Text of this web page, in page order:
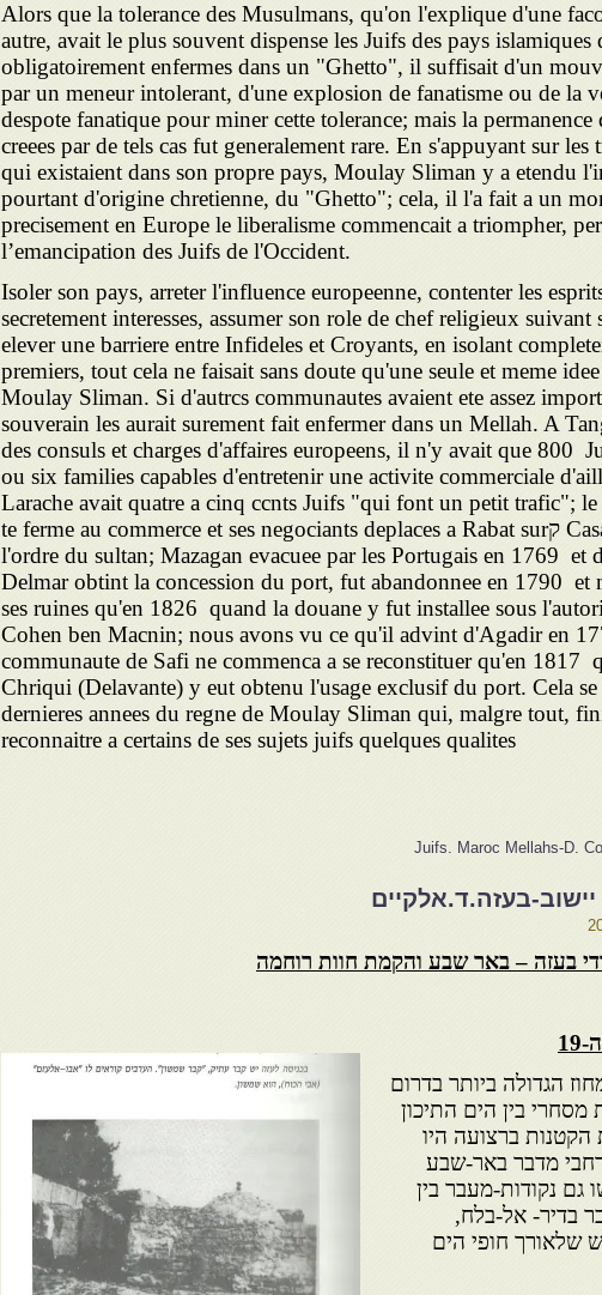
Alors que la tolerance des Musulmans, qu'on l'explique d'une
autre, avait le plus souvent dispense les Juifs des pays islamiques
obligatoirement enfermes dans un "Ghetto", il suffisait d'un
par un meneur intolerant, d'une explosion de fanatisme ou de la
despote fanatique pour miner cette tolerance; mais la permanence
creees par de tels cas fut generalement rare. En s'appuyant sur les
qui existaient dans son propre pays, Moulay Sliman y a etendu
pourtant d'origine chretienne, du "Ghetto"; cela, il l'a fait a un
precisement en Europe le liberalisme commencait a triompher,
l’emancipation des Juifs de l'Occident.
Isoler son pays, arreter l'influence europeenne, contenter les
secretement interesses, assumer son role de chef religieux suivant
elever une barriere entre Infideles et Croyants, en isolant
premiers, tout cela ne faisait sans doute qu'une seule et meme
Moulay Sliman. Si d'autrcs communautes avaient ete assez
souverain les aurait surement fait enfermer dans un Mellah. A
des consuls et charges d'affaires europeens, il n'y avait que 800
ou six families capables d'entretenir une activite commerciale
Larache avait quatre a cinq ccnts Juifs "qui font un petit trafic";
Casablanca avait קte ferme au commerce et ses negociants deplaces a Rabat sur
l'ordre du sultan; Mazagan evacuee par les Portugais en 1769 et
Delmar obtint la concession du port, fut abandonnee en 1790 et
ses ruines qu'en 1826 quand la douane y fut installee sous
Cohen ben Macnin; nous avons vu ce qu'il advint d'Agadir en
communaute de Safi ne commenca a se reconstituer qu'en 1817
Chriqui (Delavante) y eut obtenu l'usage exclusif du port. Cela se
dernieres annees du regne de Moulay Sliman qui, malgre tout,
reconnaitre a certains de ses sujets juifs quelques qualites
Juifs. Maroc Mellahs-D.
בעזה.ד.אלקיים
הגדולה ביותר בדרום
מסחרי בין הים התיכון
הקטנות ברצועה היו
מדבר באר-שבע
גם נקודות-מעבר בין
בדיר- אל-בלח,
שלאורך חופי הים